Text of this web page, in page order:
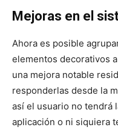
Mejoras en el
Ahora es posible
elementos decorativos
una mejora notable
responderlas desde la
así el usuario no tendrá
aplicación o ni siquiera